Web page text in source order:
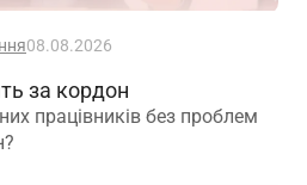
08.08.2026
за кордон
працівників без проблем